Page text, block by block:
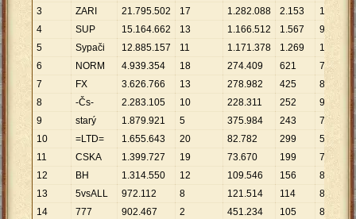
3
ZARI 21.795.502 17 1.282.088 2.153 10
123
4
SUP 15.164.662 13 1.166.512 1.567 9 678
5
Sypači 12.885.157 11 1.171.378 1.269 10
154
6
NORM 4.939.354 18 274.409 621 7 954
7
FX 3.626.766 13 278.982 425 8
534
8
-Čs- 2.283.105 10 228.311 252 9
9
starý 1.879.921 5 375.984 243 7 736
10
=LTD= 1.655.643 20 82.782 299 5
537
11
CSKA 1.399.727 19 73.670 199 7
12
BH 1.314.550 12 109.546 156 8
427
13
5vsALL 972.112 8 121.514 114 8.
14
777 902.467 2 451.234 105 8